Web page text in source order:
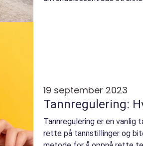
19 september 2023
Tannregulering:
Tannregulering er en vanlig
rette på tannstillinger og